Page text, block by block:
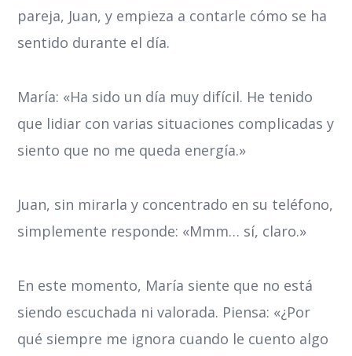
pareja, Juan, y empieza a contarle cómo se ha
sentido durante el día.
María: «Ha sido un día muy difícil. He tenido
que lidiar con varias situaciones complicadas y
siento que no me queda energía.»
Juan, sin mirarla y concentrado en su teléfono,
simplemente responde: «Mmm… sí, claro.»
En este momento, María siente que no está
siendo escuchada ni valorada. Piensa: «¿Por
qué siempre me ignora cuando le cuento algo